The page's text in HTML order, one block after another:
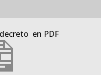
en PDF